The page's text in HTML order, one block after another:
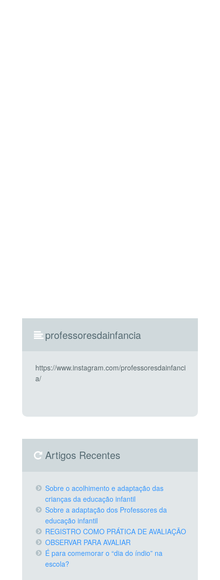
professoresdainfancia
https://www.instagram.com/professoresdainfanci
a/
Artigos Recentes
Sobre o acolhimento e adaptação das
crianças da educação infantil
Sobre a adaptação dos Professores da
educação infantil
REGISTRO COMO PRÁTICA DE AVALIAÇÃO
OBSERVAR PARA AVALIAR
É para comemorar o “dia do índio” na
escola?